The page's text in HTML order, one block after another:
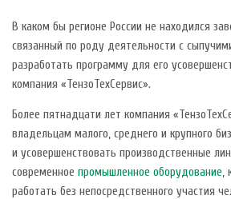
В каком бы регионе России не находился
связанный по роду деятельности с
разработать программу для его
компания «ТензоТехСервис».
Более пятнадцати лет компания
владельцам малого, среднего и крупного
и усовершенствовать производственные
современное промышленное оборудование,
работать без непосредственного участия